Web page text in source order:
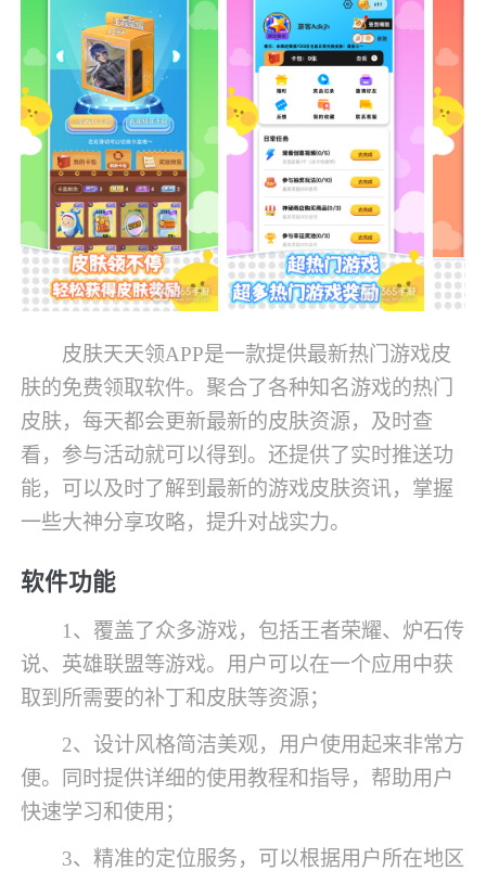
皮肤天天领APP是一款提供最新热门游戏皮
肤的免费领取软件。聚合了各种知名游戏的热门
皮肤，每天都会更新最新的皮肤资源，及时查
看，参与活动就可以得到。还提供了实时推送功
能，可以及时了解到最新的游戏皮肤资讯，掌握
一些大神分享攻略，提升对战实力。
软件功能
1、覆盖了众多游戏，包括王者荣耀、炉石传
说、英雄联盟等游戏。用户可以在一个应用中获
取到所需要的补丁和皮肤等资源；
2、设计风格简洁美观，用户使用起来非常方
便。同时提供详细的使用教程和指导，帮助用户
快速学习和使用；
3、精准的定位服务，可以根据用户所在地区